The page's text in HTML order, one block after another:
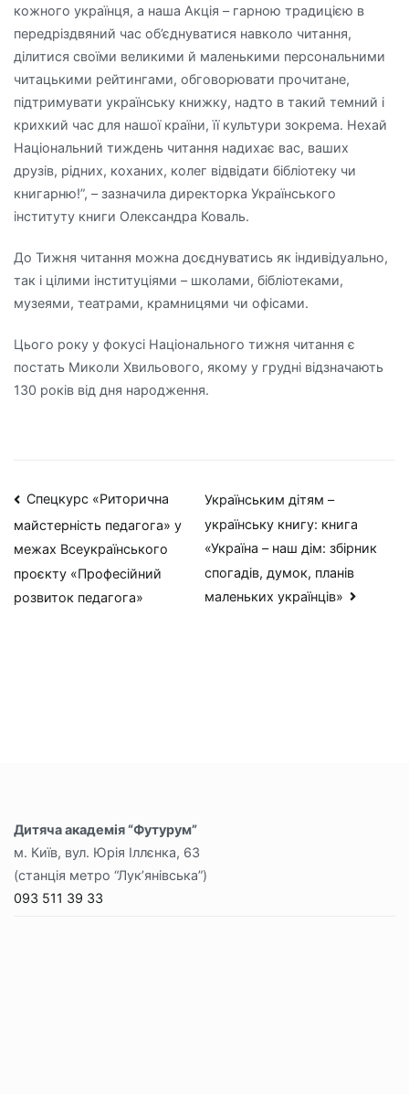
кожного українця, а наша Акція – гарною традицією в
передріздвяний час об’єднуватися навколо читання,
ділитися своїми великими й маленькими персональними
читацькими рейтингами, обговорювати прочитане,
підтримувати українську книжку, надто в такий темний і
крихкий час для нашої країни, її культури зокрема. Нехай
Національний тиждень читання надихає вас, ваших
друзів, рідних, коханих, колег відвідати бібліотеку чи
книгарню!”, – зазначила директорка Українського
інституту книги Олександра Коваль.
До Тижня читання можна доєднуватись як індивідуально,
так і цілими інституціями – школами, бібліотеками,
музеями, театрами, крамницями чи офісами.
Цього року у фокусі Національного тижня читання є
постать Миколи Хвильового, якому у грудні відзначають
130 років від дня народження.
Навігація
записів
Спецкурс «Риторична
майстерність педагога» у
межах Всеукраїнського
проєкту «Професійний
розвиток педагога»
Українським дітям –
українську книгу: книга
«Україна – наш дім: збірник
спогадів, думок, планів
маленьких українців»
Дитяча академія “Футурум”
м. Київ, вул. Юрія Іллєнка, 63
(станція метро “Лук’янівська”)
093 511 39 33